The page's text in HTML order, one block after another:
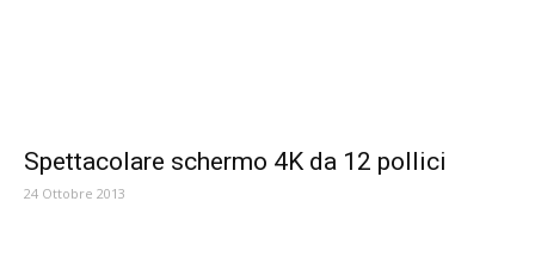
Spettacolare schermo 4K da 12 pollici
24 Ottobre 2013